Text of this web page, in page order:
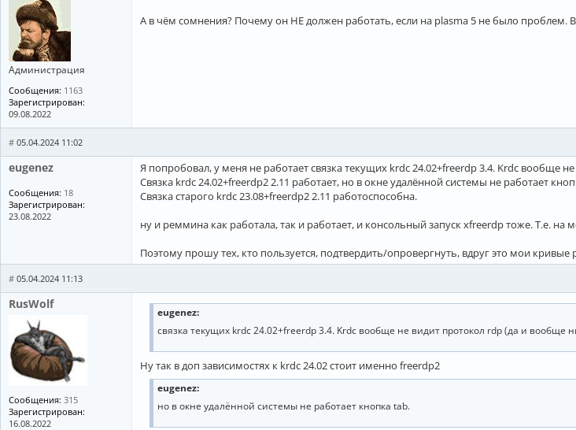
Администрация
Сообщения: 1163
Зарегистрирован:
09.08.2022
А в чём сомнения? Почему он НЕ должен работать, если на plasma 5 не было проблем.
eugenez
Сообщения: 18
Зарегистрирован:
23.08.2022
# 05.04.2024 11:02
Я попробовал, у меня не работает связка текущих krdc 24.02+freerdp 3.4. Krdc вообще
Связка krdc 24.02+freerdp2 2.11 работает, но в окне удалённой системы не работает
Связка старого krdc 23.08+freerdp2 2.11 работоспособна.
ну и реммина как работала, так и работает, и консольный запуск xfreerdp тоже. Т.е.
Поэтому прошу тех, кто пользуется, подтвердить/опровергнуть, вдруг это мои
RusWolf
Сообщения: 315
Зарегистрирован:
16.08.2022
# 05.04.2024 11:13
eugenez:
связка текущих krdc 24.02+freerdp 3.4. Krdc вообще не видит протокол rdp (да и вообще
Ну так в доп зависимостях к krdc 24.02 стоит именно freerdp2
eugenez:
но в окне удалённой системы не работает кнопка tab.